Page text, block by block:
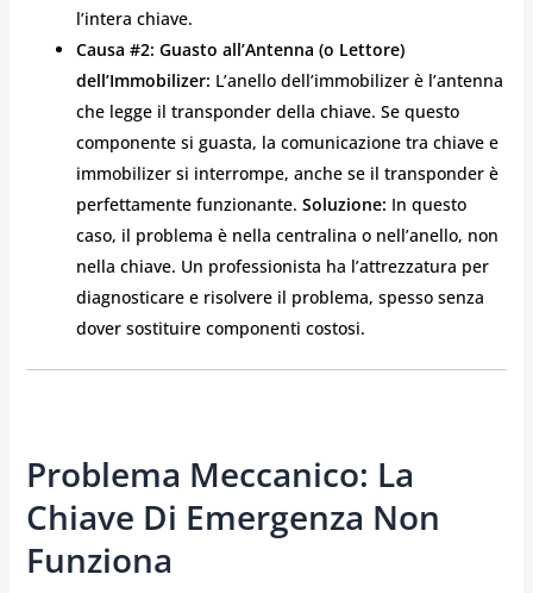
l’intera chiave.
Causa #2: Guasto all’Antenna (o Lettore)
dell’Immobilizer: L’anello dell’immobilizer è l’antenna
che legge il transponder della chiave. Se questo
componente si guasta, la comunicazione tra chiave e
immobilizer si interrompe, anche se il transponder è
perfettamente funzionante. Soluzione: In questo
caso, il problema è nella centralina o nell’anello, non
nella chiave. Un professionista ha l’attrezzatura per
diagnosticare e risolvere il problema, spesso senza
dover sostituire componenti costosi.
Problema Meccanico: La
Chiave Di Emergenza Non
Funziona